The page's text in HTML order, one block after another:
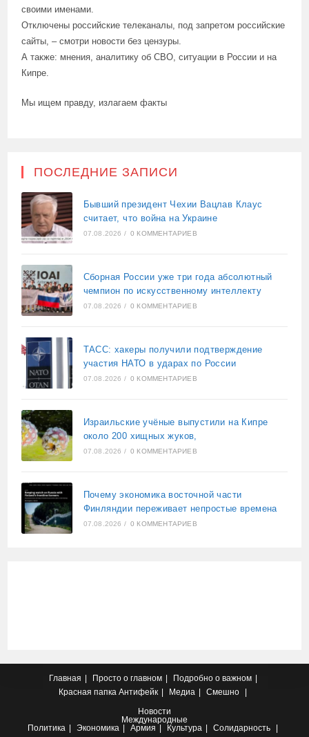
своими именами.
Отключены российские телеканалы, под запретом российские
сайты, – смотри новости без цензуры.
А также: мнения, аналитику об СВО, ситуации в России и на
Кипре.
Мы ищем правду, излагаем факты
ПОСЛЕДНИЕ ЗАПИСИ
Бывший президент Чехии Вацлав Клаус
считает, что война на Украине
07.08.2026 / 0 КОММЕНТАРИЕВ
Сборная России уже три года абсолютный
чемпион по искусственному интеллекту
07.08.2026 / 0 КОММЕНТАРИЕВ
ТАСС: хакеры получили подтверждение
участия НАТО в ударах по России
07.08.2026 / 0 КОММЕНТАРИЕВ
Израильские учёные выпустили на Кипре
около 200 хищных жуков,
07.08.2026 / 0 КОММЕНТАРИЕВ
Почему экономика восточной части
Финляндии переживает непростые времена
07.08.2026 / 0 КОММЕНТАРИЕВ
Главная Просто о главном
Подробно о важном
Красная папка Антифейк Медиа
Смешно
Новости
Международные
Политика
Экономика Армия Культура Солидарность